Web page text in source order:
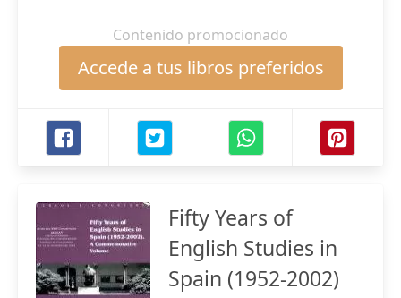
Contenido promocionado
Accede a tus libros preferidos
Fifty Years of
English Studies in
Spain (1952-2002)